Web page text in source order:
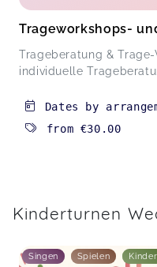
Trageworkshops-
Trageberatung & Trage-
individuelle
Dates by
from €30.00
Kinderturnen
Singen Spielen